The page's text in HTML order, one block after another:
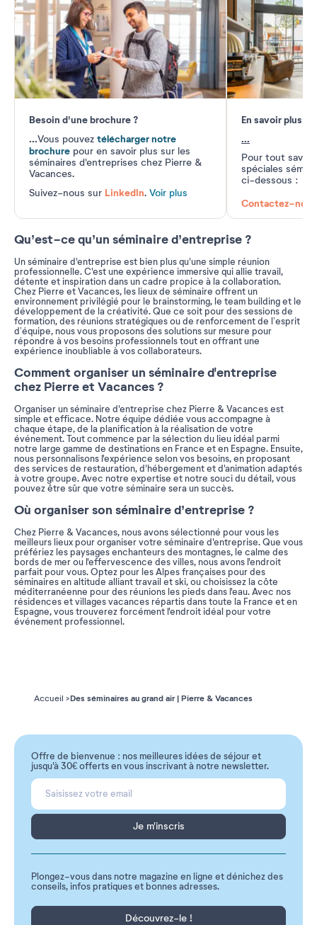
Besoin d'une brochure ?
...Vous pouvez télécharger notre
brochure pour en savoir plus sur les
séminaires d'entreprises chez Pierre &
Vacances.
Suivez-nous sur LinkedIn. Voir plus
En savoir plus
...
Pour tout
spéciales
ci-dessous :
Contactez-nous
Qu’est-ce qu’un séminaire d’entreprise ?
Un séminaire d'entreprise est bien plus qu'une simple réunion
professionnelle. C'est une expérience immersive qui allie travail,
détente et inspiration dans un cadre propice à la collaboration.
Chez Pierre et Vacances, les lieux de séminaire offrent un
environnement privilégié pour le brainstorming, le team building et le
développement de la créativité. Que ce soit pour des sessions de
formation, des réunions stratégiques ou de renforcement de l’esprit
d’équipe, nous vous proposons des solutions sur mesure pour
répondre à vos besoins professionnels tout en offrant une
expérience inoubliable à vos collaborateurs.
Comment organiser un séminaire d'entreprise
chez Pierre et Vacances ?
Organiser un séminaire d'entreprise chez Pierre & Vacances est
simple et efficace. Notre équipe dédiée vous accompagne à
chaque étape, de la planification à la réalisation de votre
événement. Tout commence par la sélection du lieu idéal parmi
notre large gamme de destinations en France et en Espagne. Ensuite,
nous personnalisons l'expérience selon vos besoins, en proposant
des services de restauration, d'hébergement et d'animation adaptés
à votre groupe. Avec notre expertise et notre souci du détail, vous
pouvez être sûr que votre séminaire sera un succès.
Où organiser son séminaire d’entreprise ?
Chez Pierre & Vacances, nous avons sélectionné pour vous les
meilleurs lieux pour organiser votre séminaire d'entreprise. Que vous
préfériez les paysages enchanteurs des montagnes, le calme des
bords de mer ou l'effervescence des villes, nous avons l'endroit
parfait pour vous. Optez pour les Alpes françaises pour des
séminaires en altitude alliant travail et ski, ou choisissez la côte
méditerranéenne pour des réunions les pieds dans l'eau. Avec nos
résidences et villages vacances répartis dans toute la France et en
Espagne, vous trouverez forcément l'endroit idéal pour votre
événement professionnel.
Accueil Des séminaires au grand air | Pierre & Vacances
Offre de bienvenue : nos meilleures idées de séjour et
jusqu'à 30€ offerts en vous inscrivant à notre newsletter.
Je m'inscris
Plongez-vous dans notre magazine en ligne et dénichez des
conseils, infos pratiques et bonnes adresses.
Découvrez-le !